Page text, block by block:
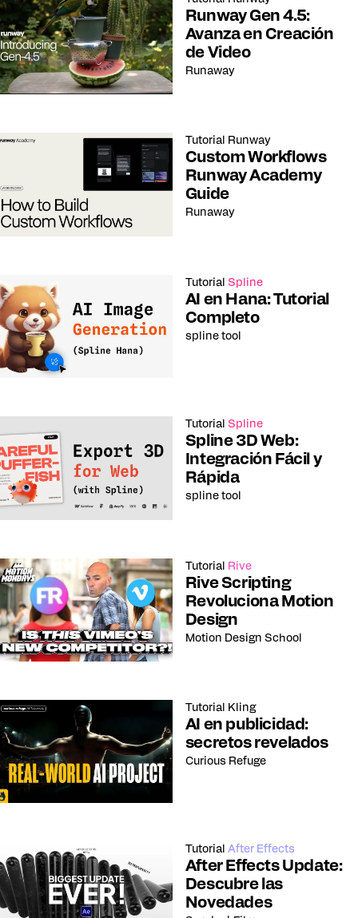
Runway Gen 4.5:
Avanza en Creación
de Video
Runaway
Tutorial Runway
Custom Workflows
Runway Academy
Guide
Runaway
Tutorial Spline
AI en Hana: Tutorial
Completo
spline tool
Tutorial Spline
Spline 3D Web:
Integración Fácil y
Rápida
spline tool
Tutorial Rive
Rive Scripting
Revoluciona Motion
Design
Motion Design School
Tutorial Kling
AI en publicidad:
secretos revelados
Curious Refuge
Tutorial After Effects
After Effects Update:
Descubre las
Novedades